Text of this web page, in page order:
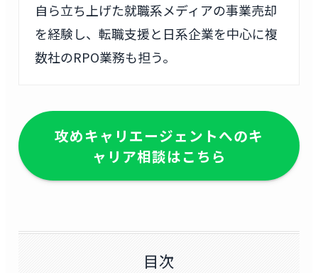
自ら立ち上げた就職系メディアの事業売却
を経験し、転職支援と日系企業を中心に複
数社のRPO業務も担う。
攻めキャリエージェントへのキ
ャリア相談はこちら
目次